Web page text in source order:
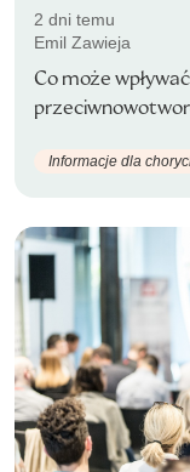
2 dni temu
Emil Zawieja
Co może
Informacje dla